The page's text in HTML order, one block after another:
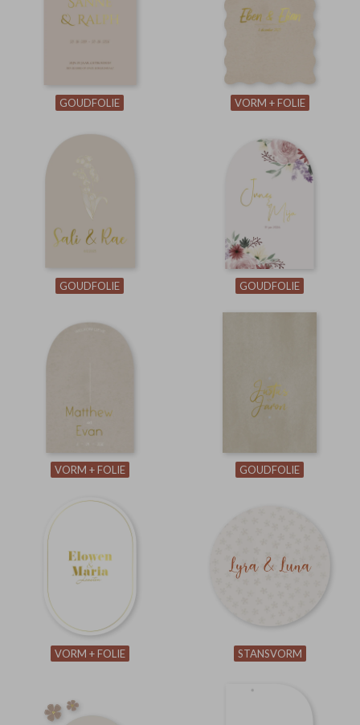
GOUDFOLIE VORM + FOLIE
GOUDFOLIE GOUDFOLIE
VORM + FOLIE GOUDFOLIE
VORM + FOLIE STANSVORM